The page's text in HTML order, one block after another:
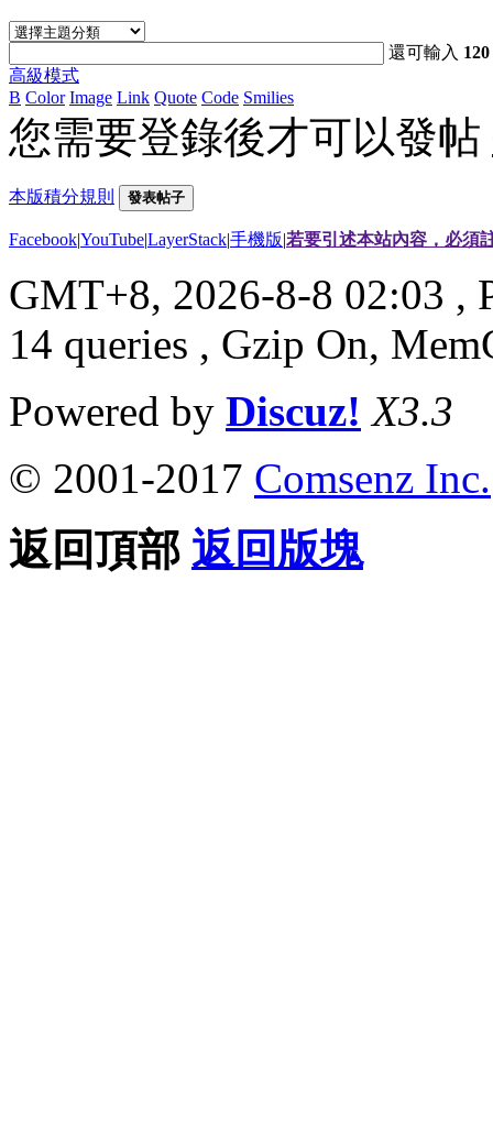
還可輸入 120
高級模式
B Color Image Link Quote Code Smilies
您需要登錄後才可以發帖
本版積分規則 發表帖子
Facebook|YouTube|LayerStack|手機版|若要引述本站內容，必須
GMT+8, 2026-8-8 02:03 ,
14 queries , Gzip On,
Powered by Discuz! X3.3
© 2001-2017 Comsenz Inc.
返回頂部 返回版塊